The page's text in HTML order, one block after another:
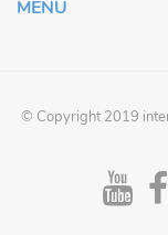
MENU
© Copyright 2019